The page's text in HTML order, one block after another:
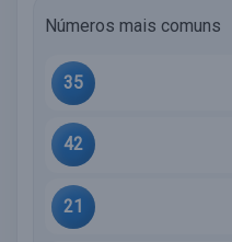
Números mais comuns
35
42
21